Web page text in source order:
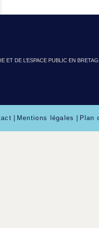
ET DE L’ESPACE PUBLIC EN
Mentions légales Plan